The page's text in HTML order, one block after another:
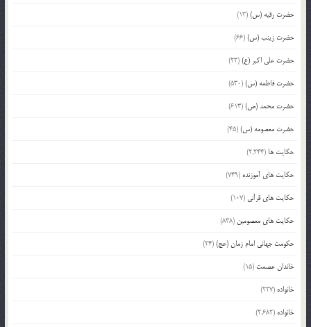
حضرت رقیه (س)(13)
حضرت زینب (س)(66)
حضرت علی اکبر (ع)(23)
حضرت فاطمه (س)(530)
حضرت محمد (ص)(613)
حضرت معصومه (س)(45)
حکایت ها (2,244)
حکایت های آموزنده (749)
حکایت های قرآنی (107)
حکایت های معصومین (838)
حکومت جهانی امام زمان (عج)(24)
خاندان عصمت (15)
خانواده (227)
خانواده (2,682)